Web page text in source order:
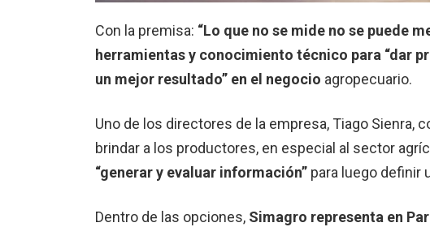
Con la premisa: “Lo que no se mide no se puede
herramientas y conocimiento técnico para “dar
un mejor resultado” en el negocio agropecuario.
Uno de los directores de la empresa, Tiago Sienra,
brindar a los productores, en especial al sector
“generar y evaluar información” para luego definir
Dentro de las opciones, Simagro representa en